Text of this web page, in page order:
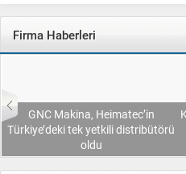
Firma Haberleri
Kardemir Çelik, 189,9 milyon dolarlık
ihracatıyla Türkiye’nin en büyük
159’uncu ihracatçısı oldu